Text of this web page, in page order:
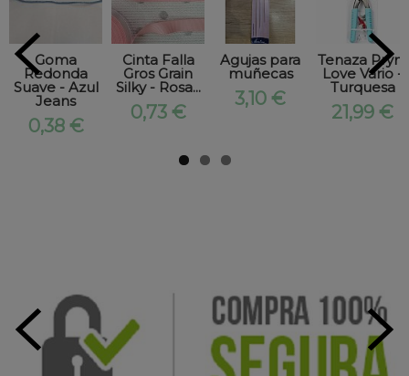
Goma
Redonda
Suave - Azul
Jeans
0,38 €
Cinta Falla
Gros Grain
Silky - Rosa...
0,73 €
Agujas para
muñecas
3,10 €
Tenaza Prym
Love Vario -
Turquesa
21,99 €